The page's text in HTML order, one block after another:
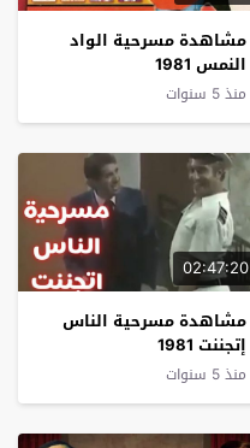
مشاهدة مسرحية الواد
النمس 1981
منذ 5 سنوات
02:47:20
مشاهدة مسرحية الناس
إتجننت 1981
منذ 5 سنوات